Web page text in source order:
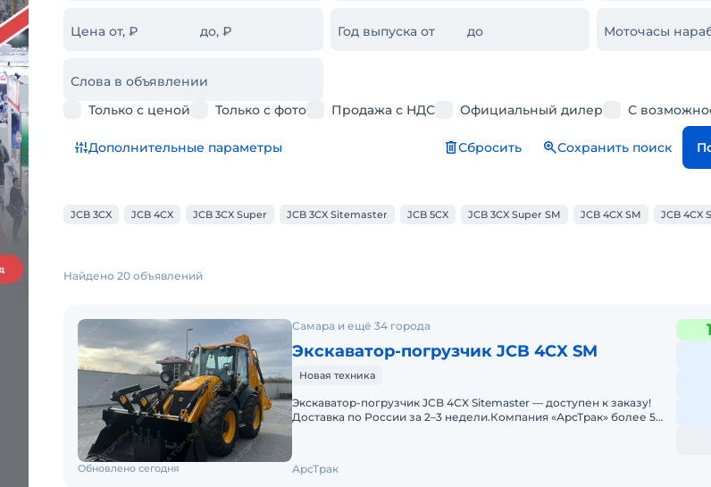
Цена от, ₽ до, ₽ Год выпуска от до Моточасы
Слова в объявлении
Только с ценой
Только с фото Продажа с НДС Официальный дилер С
Дополнительные параметры Сбросить Сохранить поиск
JCB 3CX JCB 4CX JCB 3CX Super JCB 3CX Sitemaster JCB 5CX JCB 3CX Super SM JCB 4CX SM JCB 4CX
Найдено 20 объявлений
Самара и ещё 34 города
Экскаватор-погрузчик JCB 4CX SM
Новая техника
Экскаватор-погрузчик JCB 4СX Sitemaster — доступен к заказу!
Доставка по России за 2–3 недели.Компания «АрсТрак» более 5
Обновлено сегодня АрсТрак